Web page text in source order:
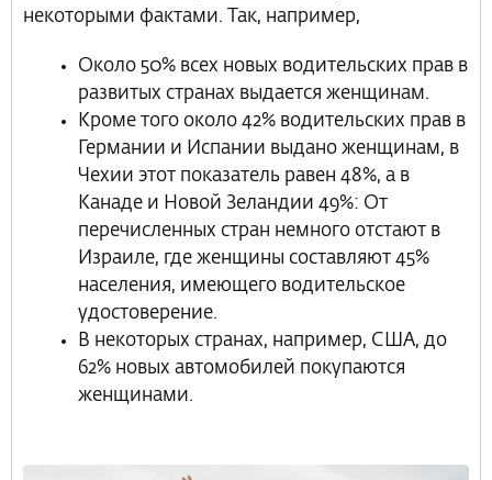
некоторыми фактами. Так, например,
Около 50% всех новых водительских прав в
развитых странах выдается женщинам.
Кроме того около 42% водительских прав в
Германии и Испании выдано женщинам, в
Чехии этот показатель равен 48%, а в
Канаде и Новой Зеландии 49%: От
перечисленных стран немного отстают в
Израиле, где женщины составляют 45%
населения, имеющего водительское
удостоверение.
В некоторых странах, например, США, до
62% новых автомобилей покупаются
женщинами.